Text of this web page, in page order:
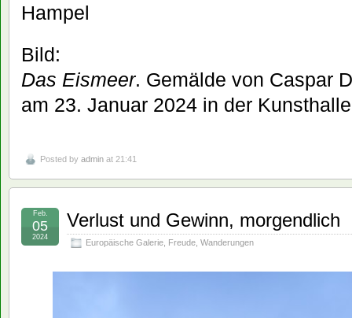
Hampel
Bild:
Das Eismeer. Gemälde von Caspar
am 23. Januar 2024 in der
Posted by admin at 21:41
Verlust und Gewinn, morgendlich
Europäische Galerie Freude Wanderungen
Feb.
05
2024